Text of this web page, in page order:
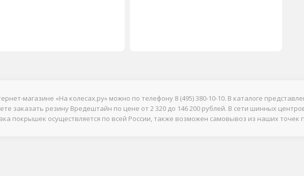
магазине «На колесах.ру» можно по телефону 8 (495) 380-10-10. В каталоге
заказать резину Вредештайн по цене от 2 320 до 146 200 рублей. В сети шинных
покрышек осуществляется по всей России, также возможен самовывоз из наших точек